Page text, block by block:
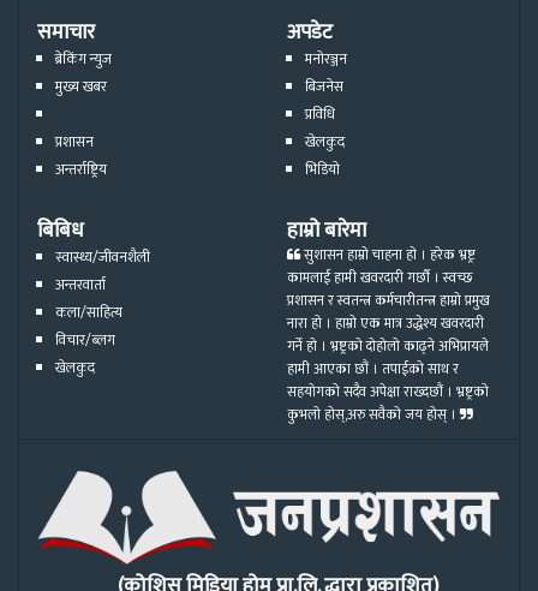
समाचार
ब्रेकिंग न्युज
मुख्य खबर
प्रशासन
अन्तर्राष्ट्रिय
अपडेट
मनोरञ्जन
बिजनेस
प्रविधि
खेलकुद
भिडियो
बिबिध
स्वास्थ्य/जीवनशैली
अन्तरवार्ता
कला/साहित्य
विचार/ब्लग
खेलकुद
हाम्रो बारेमा
सुशासन हाम्रो चाहना हो । हरेक भ्रष्ट्र
कामलाई हामी खवरदारी गर्छौ । स्वच्छ
प्रशासन र स्वतन्त्र कर्मचारीतन्त्र हाम्रो प्रमुख
नारा हो । हाम्रो एक मात्र उद्धेश्य खवरदारी
गर्ने हो । भ्रष्ट्रको दोहोलो काढ्ने अभिप्रायले
हामी आएका छौं । तपाईको साथ र
सहयोगको सदैव अपेक्षा राख्दछौं । भ्रष्ट्रको
कुभलो होस्,अरु सवैको जय होस् ।